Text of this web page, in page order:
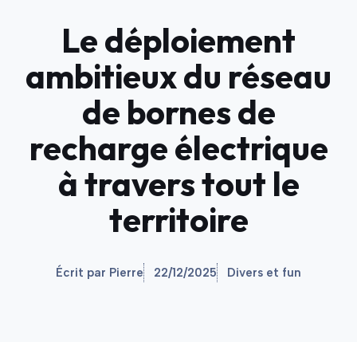
Le déploiement
ambitieux du réseau
de bornes de
recharge électrique
à travers tout le
territoire
Écrit par Pierre 22/12/2025 Divers et fun